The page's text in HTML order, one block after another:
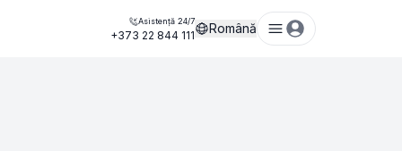
Asistență 24/7
+373 22 844 111 Română